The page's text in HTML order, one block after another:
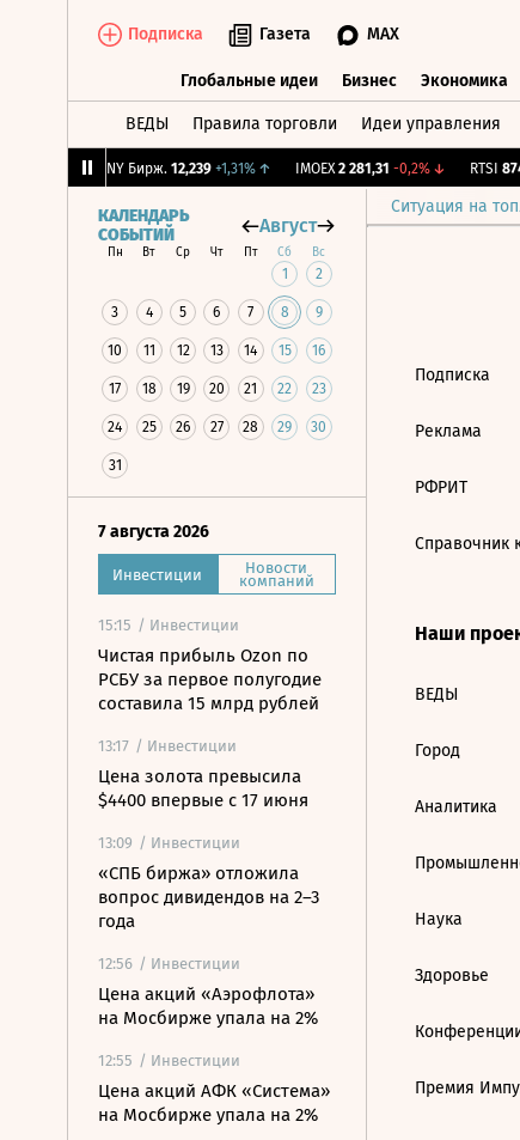
Подписка Газета MAX
Глобальные идеи Бизнес Экономика
ВЕДЫ Правила торговли Идеи управления
CNY Бирж. 12,239 +1,31%↑ IMOEX 2 281,31 -0,2%↓ RTSI
Ситуация на
КАЛЕНДАРЬ
СОБЫТИЙ
Август
Пн Вт Ср Чт Пт Сб Вс
1 2
3 4 5 6 7 8 9
10 11 12 13 14 15 16
17 18 19 20 21 22 23
24 25 26 27 28 29 30
31
7 августа 2026
Инвестиции Новости
компаний
15:15 / Инвестиции
Чистая прибыль Ozon по
РСБУ за первое полугодие
составила 15 млрд рублей
13:17 / Инвестиции
Цена золота превысила
$4400 впервые с 17 июня
13:09 / Инвестиции
«СПБ биржа» отложила
вопрос дивидендов на 2–3
года
12:56 / Инвестиции
Цена акций «Аэрофлота»
на Мосбирже упала на 2%
12:55 / Инвестиции
Цена акций АФК «Система»
на Мосбирже упала на 2%
Подписка
Реклама
РФРИТ
Справочник
Наши
ВЕДЫ
Город
Аналитика
Наука
Здоровье
Премия